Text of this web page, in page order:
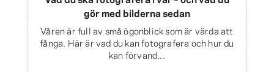
gör med bilderna sedan
Våren är full av små ögonblick som är värda att
fånga. Här är vad du kan fotografera och hur du
kan förvand...